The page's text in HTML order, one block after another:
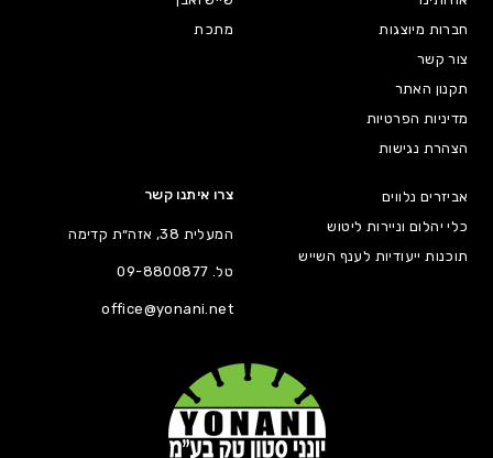
חברות מיוצגות
צור קשר
תקנון האתר
מדיניות הפרטיות
הצהרת נגישות
מתכת
אביזרים נלווים
כלי יהלום וניירות ליטוש
תוכנות ייעודיות לענף השייש
צרו איתנו קשר
המעלית 38, אזה״ת קדימה
טל. 09-8800877
office@yonani.net